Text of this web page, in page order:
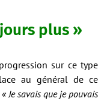
plus »
sur ce type
au général de ce
« Je savais que je pouvais